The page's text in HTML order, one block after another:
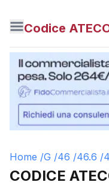
Codice
Home /G /46 /46.6 /
CODICE